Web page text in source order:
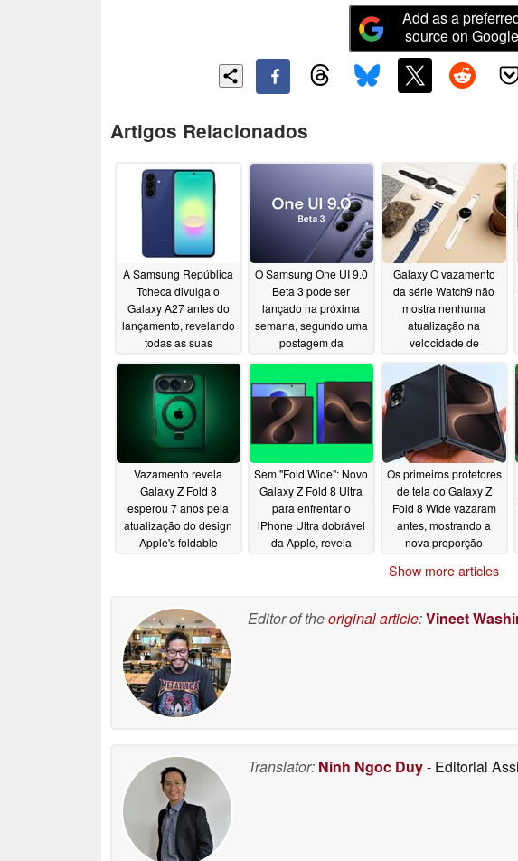
Add as a
source on Google
Artigos Relacionados
A Samsung República
Tcheca divulga o
Galaxy A27 antes do
lançamento, revelando
todas as suas
06/13/2026
O Samsung One UI 9.0
Beta 3 pode ser
lançado na próxima
semana, segundo uma
postagem da
06/08/2026
Galaxy O vazamento
da série Watch9 não
mostra nenhuma
atualização na
velocidade de
relação ao Watch8
06/07/2026
Vazamento revela
Galaxy Z Fold 8
esperou 7 anos pela
atualização do design
Apple's foldable
Sem "Fold Wide": Novo
Galaxy Z Fold 8 Ultra
para enfrentar o
iPhone Ultra dobrável
da Apple, revela
Os primeiros protetores
de tela do Galaxy Z
Fold 8 Wide vazaram
antes, mostrando a
nova proporção
Show more articles
Editor of theoriginal article:Vineet
Translator: Ninh Ngoc Duy- Editorial